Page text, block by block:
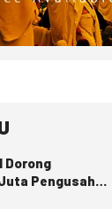
Dorong
Pengusaha